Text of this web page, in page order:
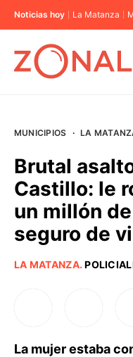
Noticias hoy La Matanza
BUENOS AIRES
PROVINCIAS
MUNICIPIOS · LA
Brutal
Castillo: le
un millón
seguro de
LA MATANZA.
La mujer estaba